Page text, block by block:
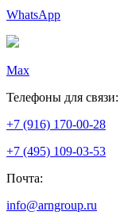
WhatsApp
Max
Телефоны для связи:
+7 (916) 170-00-28
+7 (495) 109-03-53
Почта:
info@arngroup.ru